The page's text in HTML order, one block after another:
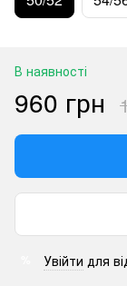
В наявності
960 грн
Увійти для